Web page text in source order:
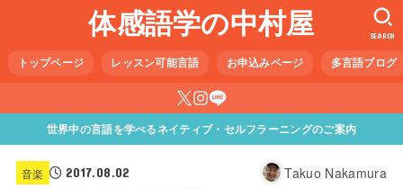
体感語学の中村屋
トップページ レッスン可能言語 お申込みページ 多言語ブログ
SEARCH
世界中の言語を学べるネイティブ・セルフラーニングのご案内
音楽 2017.08.02 Takuo Nakamura